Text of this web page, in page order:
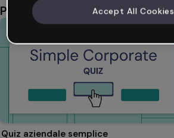
Potrebbe piacerti anche
Quiz aziendale semplice
Accept All Cookies